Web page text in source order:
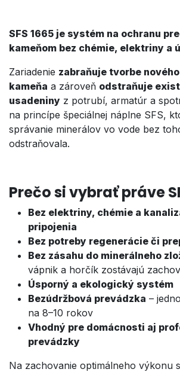
SFS 1665 je systém na ochranu
kameňom bez chémie, elektriny a
Zariadenie zabraňuje tvorbe
kameňa a zároveň odstraňuje
usadeniny z potrubí, armatúr a
na princípe špeciálnej náplne SFS,
správanie minerálov vo vode bez
odstraňovala.
Prečo si vybrať práve
Bez elektriny, chémie a
pripojenia
Bez potreby regenerácie či
Bez zásahu do minerálneho
vápnik a horčík zostávajú
Úsporný a ekologický systém
Bezúdržbová prevádzka –
na 8–10 rokov
Vhodný pre domácnosti aj
prevádzky
Na zachovanie optimálneho výkonu